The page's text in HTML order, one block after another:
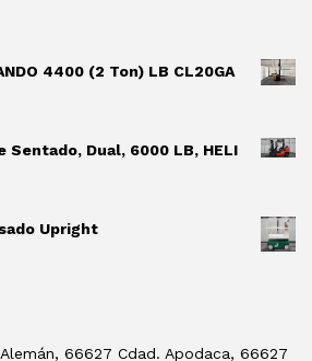
4400 (2 Ton) LB CL20GA
Sentado, Dual, 6000 LB, HELI
Upright
Alemán, 66627 Cdad. Apodaca, 66627